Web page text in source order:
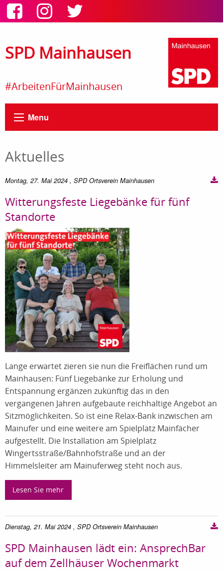
SPD Mainhausen
#ArbeitenFürMainhausen
Menu
Aktuelles
Montag, 27. Mai 2024 , SPD Ortsverein Mainhausen
Witterungsfeste Liegebänke für fünf
Standorte
Lange erwartet zieren sie nun die Freiflächen rund um
Mainhausen: Fünf Liegebänke zur Erholung und
Entspannung ergänzen zukünftig das in den
vergangenen Jahren aufgebaute reichhaltige Angebot an
Sitzmöglichkeiten. So ist eine Relax-Bank inzwischen am
Mainufer und eine weitere am Spielplatz Mainfächer
aufgestellt. Die Installation am Spielplatz
Wingertsstraße/Bahnhofstraße und an der
Himmelsleiter am Mainuferweg steht noch aus.
Lesen Sie mehr
Dienstag, 21. Mai 2024 , SPD Ortsverein Mainhausen
SPD Mainhausen lädt ein: AnsprechBar
auf dem Zellhäuser Wochenmarkt